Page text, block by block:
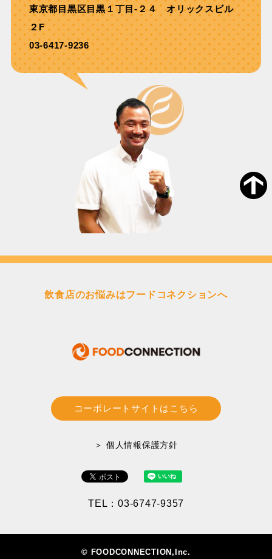
東京都目黒区目黒１丁目-２４ オリックスビル
２F
03-6417-9236
飲食店のお悩みはフードコネクションへ
コーポレートサイトはこちら
＞ 個人情報保護方針
TEL：03-6747-9357
© FOODCONNECTION,Inc.